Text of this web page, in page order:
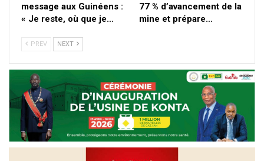
message aux Guinéens :
« Je reste, où que je…
77 % d’avancement de la
mine et prépare…
PREV NEXT